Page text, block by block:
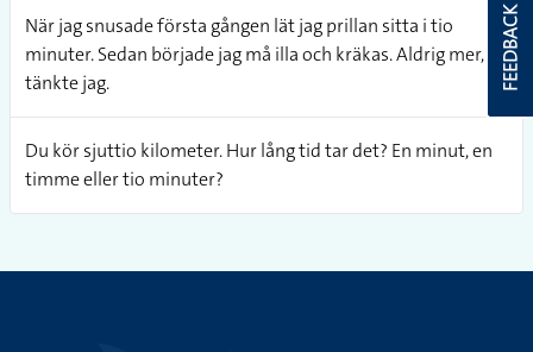
När jag snusade första gången lät jag prillan sitta i tio
minuter. Sedan började jag må illa och kräkas. Aldrig mer,
tänkte jag.
Du kör sjuttio kilometer. Hur lång tid tar det? En minut, en
timme eller tio minuter?
FEEDBACK